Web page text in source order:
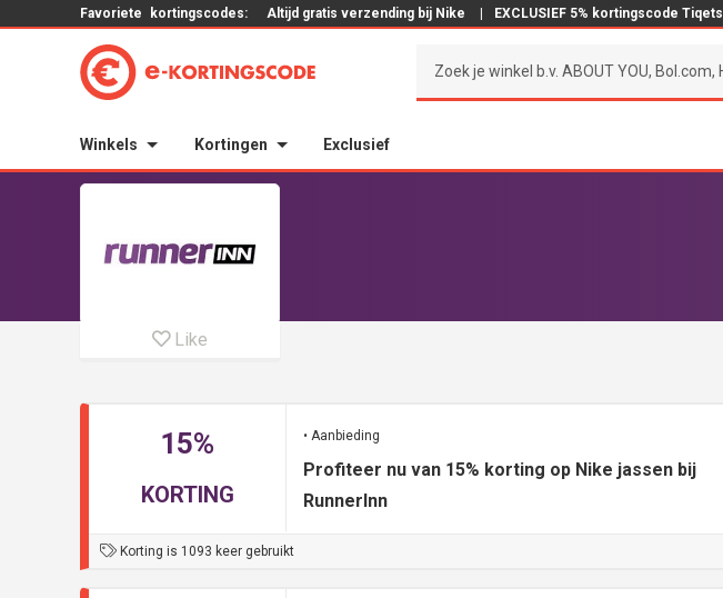
Favoriete kortingscodes: Altijd gratis verzending bij Nike EXCLUSIEF 5% kortingscode Tiqets
Winkels Kortingen Exclusief
Like
15%
KORTING
• Aanbieding
Profiteer nu van 15% korting op Nike jassen bij
RunnerInn
Korting is 1093 keer gebruikt